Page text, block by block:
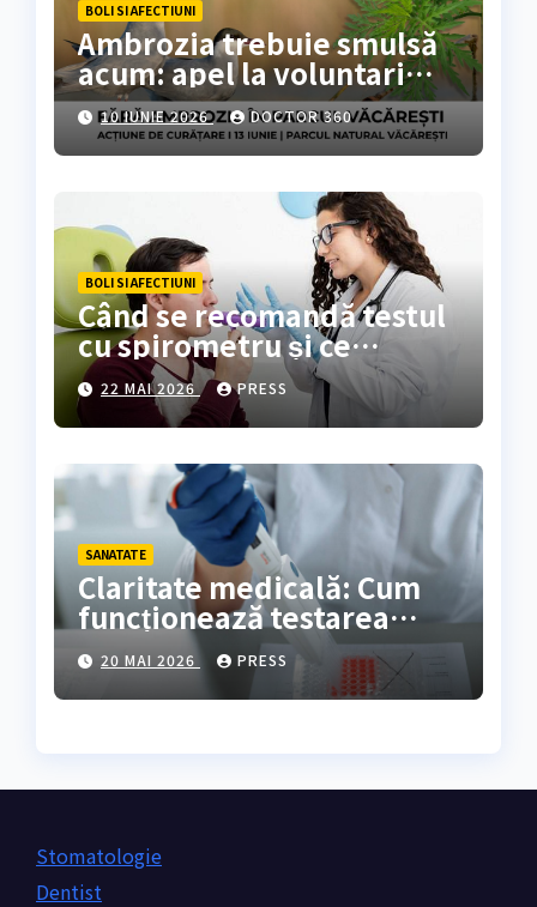
BOLI SI AFECTIUNI
Ambrozia trebuie smulsă
acum: apel la voluntari
pentru acțiune de curățare
în Parcul Natural
Văcărești
10 IUNIE 2026 DOCTOR 360
BOLI SI AFECTIUNI
Când se recomandă testul
cu spirometru și ce
rezultate oferă?
22 MAI 2026 PRESS
SANATATE
Claritate medicală: Cum
funcționează testarea
genetică și cine are
nevoie de ea?
20 MAI 2026 PRESS
Stomatologie
Dentist